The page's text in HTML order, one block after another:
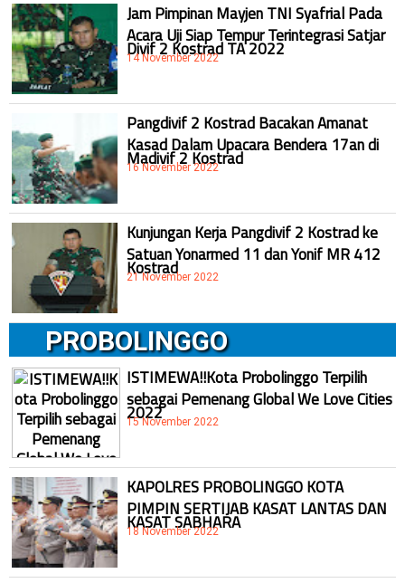
Jam Pimpinan Mayjen TNI Syafrial Pada
Acara Uji Siap Tempur Terintegrasi Satjar
Divif 2 Kostrad TA 2022
14 November 2022
Pangdivif 2 Kostrad Bacakan Amanat
Kasad Dalam Upacara Bendera 17an di
Madivif 2 Kostrad
16 November 2022
Kunjungan Kerja Pangdivif 2 Kostrad ke
Satuan Yonarmed 11 dan Yonif MR 412
Kostrad
21 November 2022
PROBOLINGGO
ISTIMEWA!!Kota Probolinggo Terpilih
sebagai Pemenang Global We Love Cities
2022
15 November 2022
KAPOLRES PROBOLINGGO KOTA
PIMPIN SERTIJAB KASAT LANTAS DAN
KASAT SABHARA
18 November 2022